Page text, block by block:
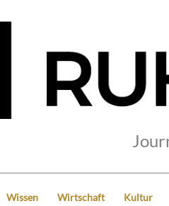
Wissen Wirtschaft Kultur